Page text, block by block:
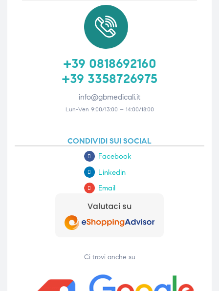
+39 0818692160
+39 3358726975
info@gbmedicali.it
Lun-Ven 9:00/13:00 – 14:00/18:00
CONDIVIDI SUI SOCIAL
Facebook
Linkedin
Email
Ci trovi anche su